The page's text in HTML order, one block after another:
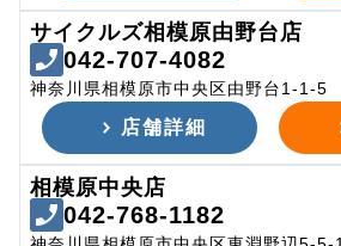
サイクルズ相模原由野台店
042-707-4082
神奈川県相模原市中央区由野台1-1-5
店舗詳細
相模原中央店
042-768-1182